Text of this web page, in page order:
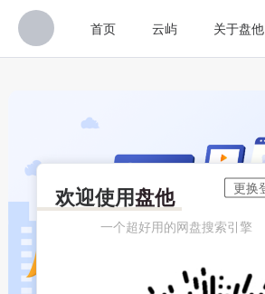
首页 云屿 关于盘他
欢迎使用盘他
一个超好用的网盘搜索引擎